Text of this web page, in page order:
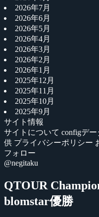
2026年7月
2026年6月
2026年5月
2026年4月
2026年3月
2026年2月
2026年1月
2025年12月
2025年11月
2025年10月
2025年9月
サイト情報
サイトについて configデ
供 プライバシーポリシー
フォロー
@negitaku
QTOUR
blomstar優勝